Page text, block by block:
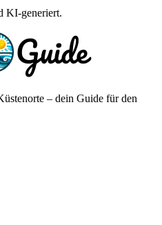
KI-generiert.
– dein Guide für den